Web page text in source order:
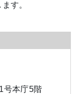
す。
号本庁5階